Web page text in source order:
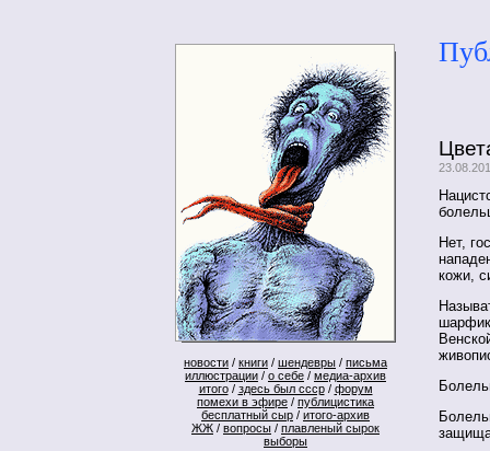
новости / книги / шендевры / письма
иллюстрации / о себе / медиа-архив
итого/ здесь был ссср/ форум
помехи в эфире / публицистика
бесплатный сыр / итого-архив
ЖЖ / вопросы / плавленый сырок
выборы
Нет,
кожи,